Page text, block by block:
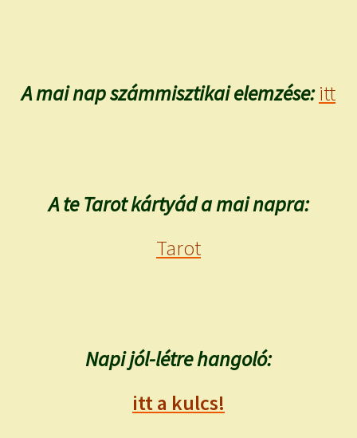
A mai nap számmisztikai elemzése: itt
A te Tarot kártyád a mai napra:
Tarot
Napi jól-létre hangoló:
itt a kulcs!